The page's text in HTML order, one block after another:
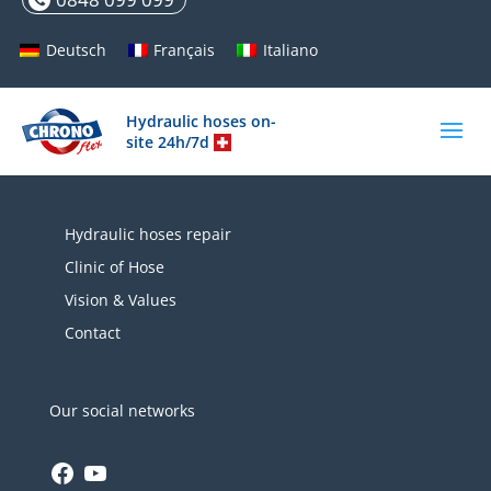
Deutsch Français Italiano
Hydraulic hoses on-
site 24h/7d
Hydraulic hoses repair
Clinic of Hose
Vision & Values
Contact
Our social networks
Facebook
YouTube